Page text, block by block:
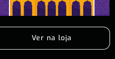
Ver na loja